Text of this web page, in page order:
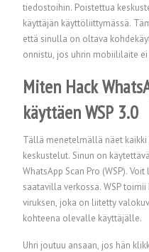
tiedostoihin. Poistettua
käyttäjän käyttöliittymässä.
että sinulla on oltava
onnistu, jos uhrin mobiililaite
Miten Hack
käyttäen WSP 3.0
Tällä menetelmällä näet
keskustelut. Sinun on käytettävä
WhatsApp Scan Pro (WSP).
saatavilla verkossa. WSP
viruksen, joka on liitetty
kohteena olevalle käyttäjälle.
Uhri joutuu ansaan, jos hän